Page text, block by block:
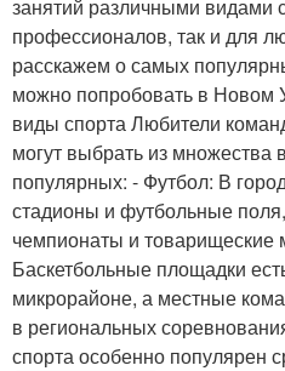
занятий различными видами
профессионалов, так и для
расскажем о самых
можно попробовать в Новом
виды спорта Любители
могут выбрать из
популярных: - Футбол: В
стадионы и футбольные
чемпионаты и товарищеские
Баскетбольные площадки
микрорайоне, а местные
в региональных
спорта особенно популярен